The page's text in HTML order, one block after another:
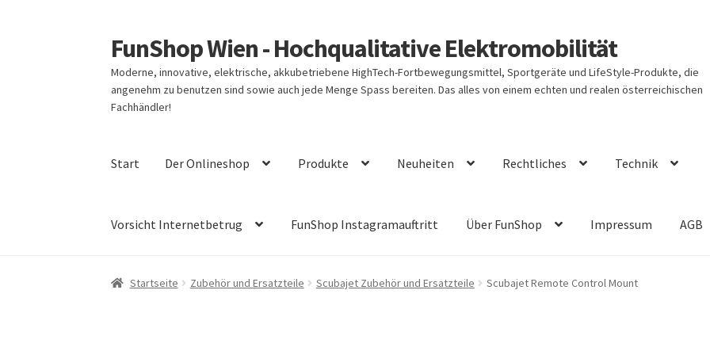
Zur
Navigation
springen
Zum
Inhalt
springen
FunShop Wien - Hochqualitative Elektromobilität
Moderne, innovative, elektrische, akkubetriebene HighTech-Fortbewegungsmittel, Sportgeräte und LifeStyle-Produkte, die
angenehm zu benutzen sind sowie auch jede Menge Spass bereiten. Das alles von einem echten und realen österreichischen
Fachhändler!
Start Der Onlineshop Produkte Neuheiten Rechtliches Technik
Vorsicht Internetbetrug FunShop Instagramauftritt Über FunShop Impressum AGB
Startseite Zubehör und Ersatzteile Scubajet Zubehör und Ersatzteile Scubajet Remote Control Mount